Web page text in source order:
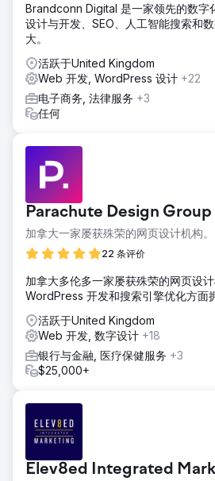
Brandconn Digital 是一家领先的数字
设计与开发、SEO、人工智能搜索和
大。
活跃于United Kingdom
Web 开发, WordPress 设计 +22
电子商务, 法律服务 +3
任何
Parachute Design Group
加拿大一家屡获殊荣的网页设计机构。
22 条评价
加拿大多伦多一家屡获殊荣的网页设
WordPress 开发和搜索引擎优化方面
活跃于United Kingdom
Web 开发, 数字设计 +18
银行与金融, 医疗保健服务 +3
$25,000+
Elev8ed Integrated